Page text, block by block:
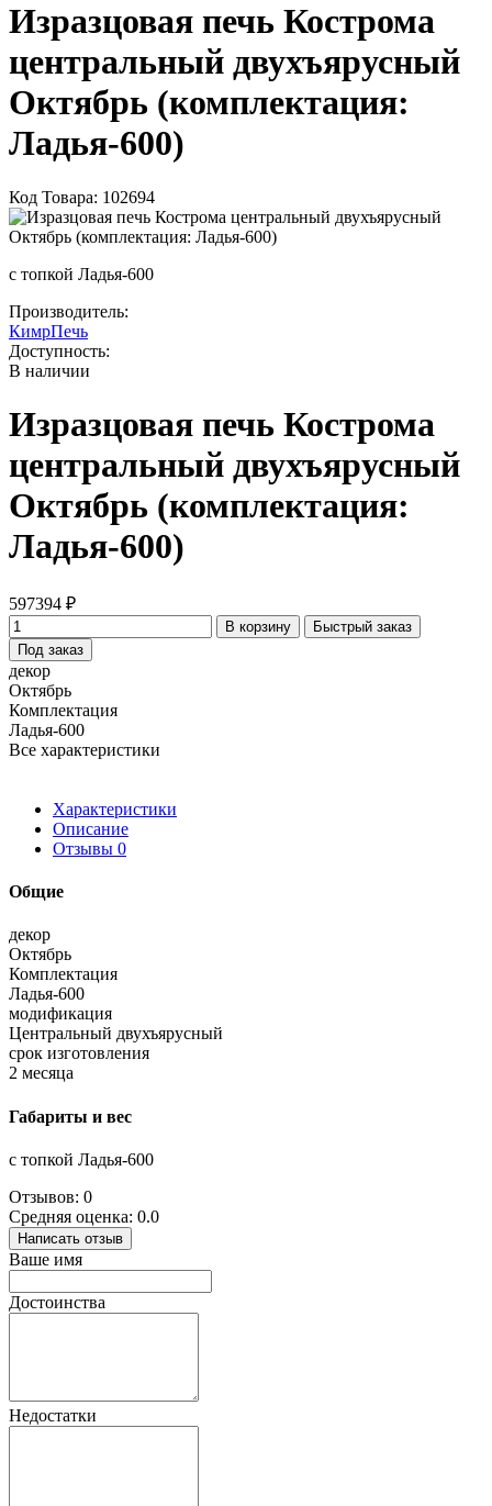
Изразцовая печь Кострома
центральный двухъярусный
Октябрь (комплектация:
Ладья-600)
Код Товара: 102694
с топкой Ладья-600
Производитель:
КимрПечь
Доступность:
В наличии
Изразцовая печь Кострома
центральный двухъярусный
Октябрь (комплектация:
Ладья-600)
597394 ₽
В корзину
Быстрый заказ
Под заказ
декор
Октябрь
Комплектация
Ладья-600
Все характеристики
Характеристики
Описание
Отзывы 0
Общие
декор
Октябрь
Комплектация
Ладья-600
модификация
Центральный двухъярусный
срок изготовления
2 месяца
Габариты и вес
с топкой Ладья-600
Отзывов: 0
Средняя оценка: 0.0
Написать отзыв
Ваше имя
Достоинства
Недостатки